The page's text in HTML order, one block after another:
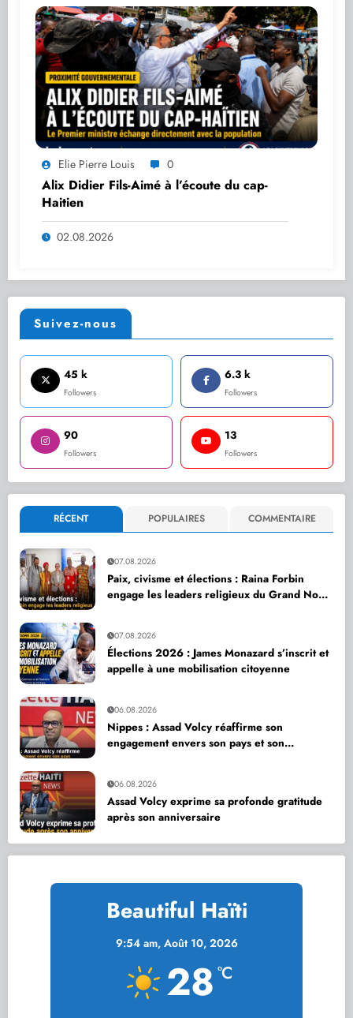
Elie Pierre Louis 0
Alix Didier Fils-Aimé à l’écoute du cap-
Haitien
02.08.2026
Suivez-nous
45 k
Followers
6.3 k
Followers
90
Followers
13
Followers
RÉCENT POPULAIRES COMMENTAIRE
07.08.2026
Paix, civisme et élections : Raina Forbin
engage les leaders religieux du Grand Nord
07.08.2026
Élections 2026 : James Monazard s’inscrit et
appelle à une mobilisation citoyenne
06.08.2026
Nippes : Assad Volcy réaffirme son
engagement envers son pays et son
06.08.2026
Assad Volcy exprime sa profonde gratitude
après son anniversaire
Beautiful Haïti
9:54 am, Août 10, 2026
28 °C